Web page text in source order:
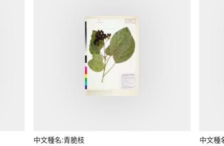
中文種名:青脆枝 中文種